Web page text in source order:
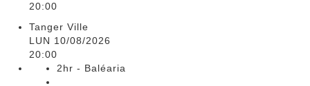
20:00
Tanger Ville
LUN 10/08/2026
20:00
2hr - Baléaria